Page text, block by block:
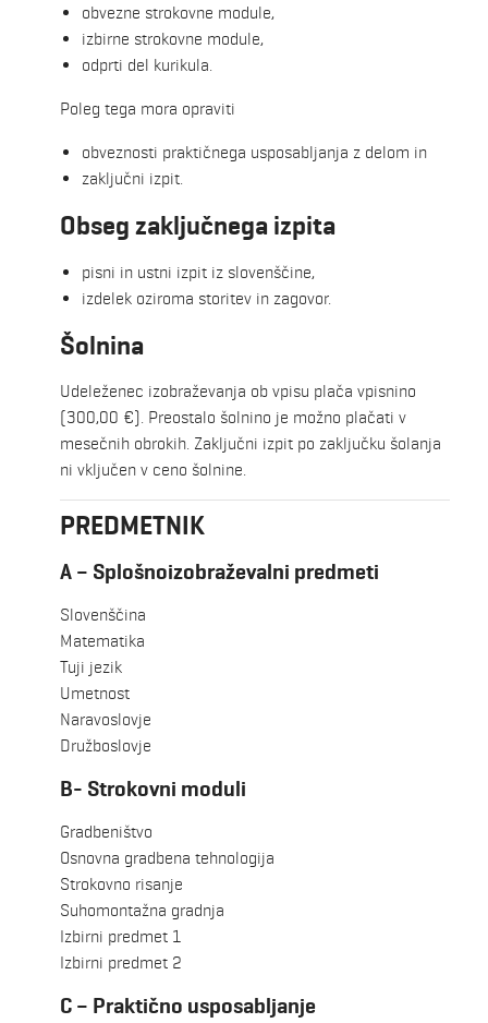
obvezne strokovne module,
izbirne strokovne module,
odprti del kurikula.
Poleg tega mora opraviti
obveznosti praktičnega usposabljanja z delom in
zaključni izpit.
Obseg zaključnega izpita
pisni in ustni izpit iz slovenščine,
izdelek oziroma storitev in zagovor.
Šolnina
Udeleženec izobraževanja ob vpisu plača vpisnino
(300,00 €). Preostalo šolnino je možno plačati v
mesečnih obrokih. Zaključni izpit po zaključku šolanja
ni vključen v ceno šolnine.
PREDMETNIK
A – Splošnoizobraževalni predmeti
Slovenščina
Matematika
Tuji jezik
Umetnost
Naravoslovje
Družboslovje
B- Strokovni moduli
Gradbeništvo
Osnovna gradbena tehnologija
Strokovno risanje
Suhomontažna gradnja
Izbirni predmet 1
Izbirni predmet 2
C – Praktično usposabljanje